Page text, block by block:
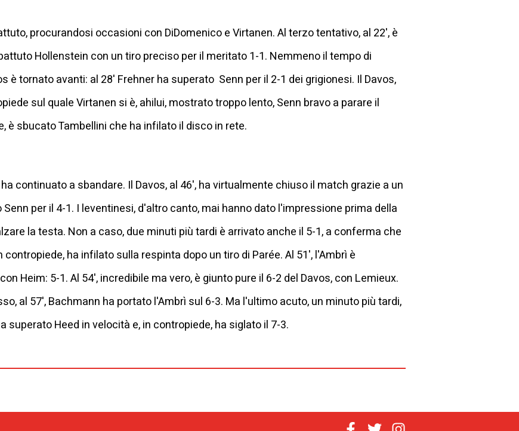
procurandosi occasioni con DiDomenico e Virtanen. Al terzo tentativo, al 22', è
Hollenstein con un tiro preciso per il meritato 1-1. Nemmeno il tempo di
è tornato avanti: al 28' Frehner ha superato Senn per il 2-1 dei grigionesi. Il Davos,
sul quale Virtanen si è, ahilui, mostrato troppo lento, Senn bravo a parare il
è sbucato Tambellini che ha infilato il disco in rete.
continuato a sbandare. Il Davos, al 46', ha virtualmente chiuso il match grazie a un
per il 4-1. I leventinesi, d'altro canto, mai hanno dato l'impressione prima della
la testa. Non a caso, due minuti più tardi è arrivato anche il 5-1, a conferma che
ha infilato sulla respinta dopo un tiro di Parée. Al 51', l'Ambrì è
Heim: 5-1. Al 54', incredibile ma vero, è giunto pure il 6-2 del Davos, con Lemieux.
al 57', Bachmann ha portato l'Ambrì sul 6-3. Ma l'ultimo acuto, un minuto più tardi,
superato Heed in velocità e, in contropiede, ha siglato il 7-3.